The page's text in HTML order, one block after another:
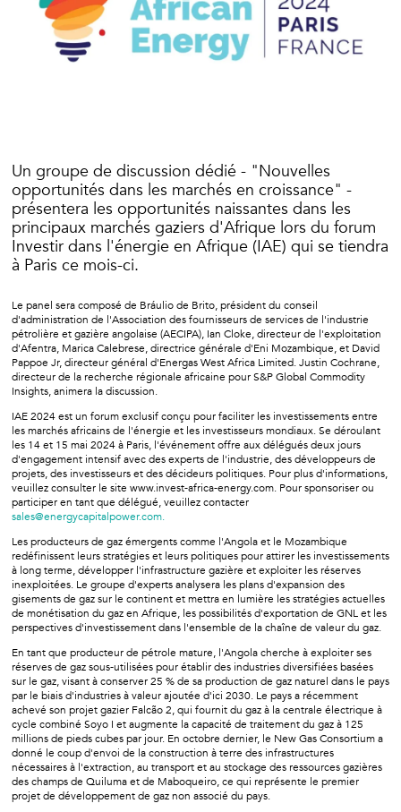
Un groupe de discussion dédié - "Nouvelles
opportunités dans les marchés en croissance" -
présentera les opportunités naissantes dans les
principaux marchés gaziers d'Afrique lors du forum
Investir dans l'énergie en Afrique (IAE) qui se tiendra
à Paris ce mois-ci.
Le panel sera composé de Bráulio de Brito, président du conseil
d'administration de l'Association des fournisseurs de services de l'industrie
pétrolière et gazière angolaise (AECIPA), Ian Cloke, directeur de l'exploitation
d'Afentra, Marica Calebrese, directrice générale d'Eni Mozambique, et David
Pappoe Jr, directeur général d'Energas West Africa Limited. Justin Cochrane,
directeur de la recherche régionale africaine pour S&P Global Commodity
Insights, animera la discussion.
IAE 2024 est un forum exclusif conçu pour faciliter les investissements entre
les marchés africains de l'énergie et les investisseurs mondiaux. Se déroulant
les 14 et 15 mai 2024 à Paris, l'événement offre aux délégués deux jours
d'engagement intensif avec des experts de l'industrie, des développeurs de
projets, des investisseurs et des décideurs politiques. Pour plus d'informations,
veuillez consulter le site www.invest-africa-energy.com. Pour sponsoriser ou
participer en tant que délégué, veuillez contacter
sales@energycapitalpower.com.
Les producteurs de gaz émergents comme l'Angola et le Mozambique
redéfinissent leurs stratégies et leurs politiques pour attirer les investissements
à long terme, développer l'infrastructure gazière et exploiter les réserves
inexploitées. Le groupe d'experts analysera les plans d'expansion des
gisements de gaz sur le continent et mettra en lumière les stratégies actuelles
de monétisation du gaz en Afrique, les possibilités d'exportation de GNL et les
perspectives d'investissement dans l'ensemble de la chaîne de valeur du gaz.
En tant que producteur de pétrole mature, l'Angola cherche à exploiter ses
réserves de gaz sous-utilisées pour établir des industries diversifiées basées
sur le gaz, visant à conserver 25 % de sa production de gaz naturel dans le pays
par le biais d'industries à valeur ajoutée d'ici 2030. Le pays a récemment
achevé son projet gazier Falcão 2, qui fournit du gaz à la centrale électrique à
cycle combiné Soyo I et augmente la capacité de traitement du gaz à 125
millions de pieds cubes par jour. En octobre dernier, le New Gas Consortium a
donné le coup d'envoi de la construction à terre des infrastructures
nécessaires à l'extraction, au transport et au stockage des ressources gazières
des champs de Quiluma et de Maboqueiro, ce qui représente le premier
projet de développement de gaz non associé du pays.